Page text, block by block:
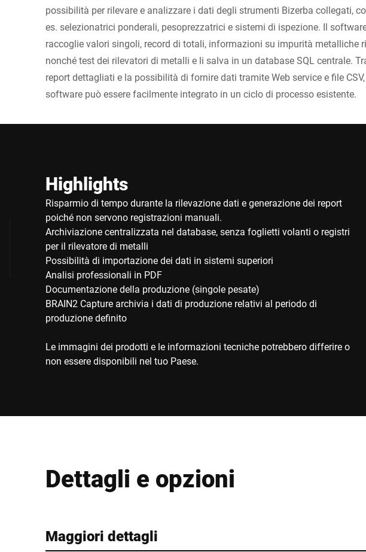
possibilità per rilevare e analizzare i dati degli strumenti Bizerba collegati,
es. selezionatrici ponderali, pesoprezzatrici e sistemi di ispezione. Il
raccoglie valori singoli, record di totali, informazioni su impurità metalliche
nonché test dei rilevatori di metalli e li salva in un database SQL centrale.
report dettagliati e la possibilità di fornire dati tramite Web service e file
software può essere facilmente integrato in un ciclo di processo esistente.
Highlights
Risparmio di tempo durante la rilevazione dati e generazione dei report
poiché non servono registrazioni manuali.
Archiviazione centralizzata nel database, senza foglietti volanti o registri
per il rilevatore di metalli
Possibilità di importazione dei dati in sistemi superiori
Analisi professionali in PDF
Documentazione della produzione (singole pesate)
BRAIN2 Capture archivia i dati di produzione relativi al periodo di
produzione definito
Le immagini dei prodotti e le informazioni tecniche potrebbero differire o
non essere disponibili nel tuo Paese.
Dettagli e opzioni
Maggiori dettagli